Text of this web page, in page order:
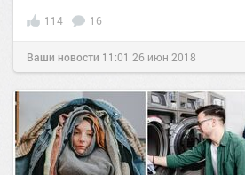
114 16
Ваши новости 11:01 26 июн 2018